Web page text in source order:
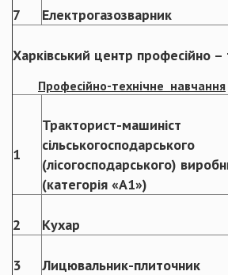
7 Електрогазозварник
Харківський центр професійно –
Професійно-технічне навчання
1
Тракторист-машиніст
сільськогосподарського
(лісогосподарського)
(категорія «А1»)
2 Кухар
3 Лицювальник-плиточник